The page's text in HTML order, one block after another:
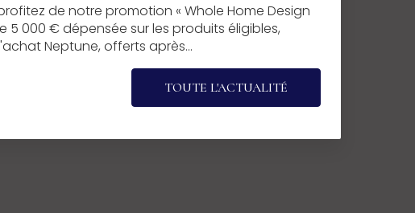
de notre promotion « Whole Home Design
5 000 € dépensée sur les produits éligibles,
Neptune, offerts après…
TOUTE L'ACTUALITÉ